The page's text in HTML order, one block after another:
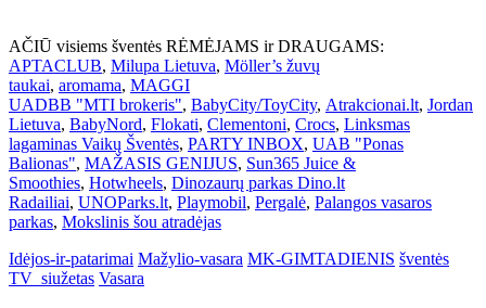
AČIŪ visiems šventės RĖMĖJAMS ir DRAUGAMS:
APTACLUB, Milupa Lietuva, Möller’s žuvų
taukai, aromama, MAGGI
UADBB "MTI brokeris", BabyCity/ToyCity, Atrakcionai.lt, Jordan
Lietuva, BabyNord, Flokati, Clementoni, Crocs, Linksmas
lagaminas Vaikų Šventės, PARTY INBOX, UAB "Ponas
Balionas", MAŽASIS GENIJUS, Sun365 Juice &
Smoothies, Hotwheels, Dinozaurų parkas Dino.lt
Radailiai, UNOParks.lt, Playmobil, Pergalė, Palangos vasaros
parkas, Mokslinis šou atradėjas
Idėjos-ir-patarimai Mažylio-vasara MK-GIMTADIENIS šventės
TV_siužetas Vasara